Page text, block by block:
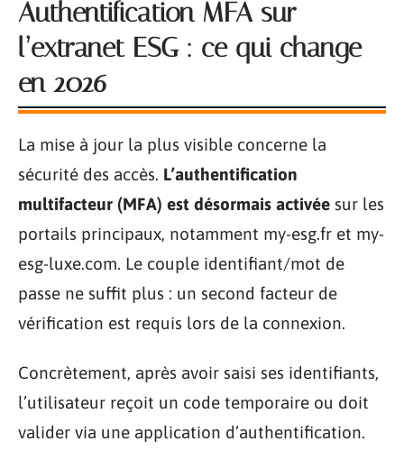
Authentification MFA sur
l’extranet ESG : ce qui change
en 2026
La mise à jour la plus visible concerne la
sécurité des accès. L’authentification
multifacteur (MFA) est désormais activée sur les
portails principaux, notamment my-esg.fr et my-
esg-luxe.com. Le couple identifiant/mot de
passe ne suffit plus : un second facteur de
vérification est requis lors de la connexion.
Concrètement, après avoir saisi ses identifiants,
l’utilisateur reçoit un code temporaire ou doit
valider via une application d’authentification.